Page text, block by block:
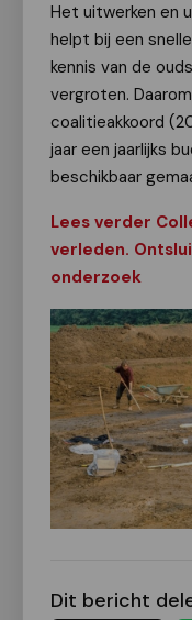
Het uitwerken en
helpt bij een
kennis van de
vergroten.
coalitieakkoord
jaar een jaarlijks
beschikbaar
Lees verder
verleden.
onderzoek
Dit bericht